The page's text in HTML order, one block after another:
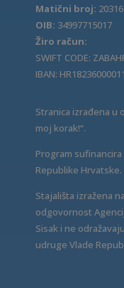
Matični broj:
OIB: 34997715017
Žiro račun:
SWIFT CODE:
IBAN:
Stranica izrađena u
moj korak!“.
Program
Republike Hrvatske.
Stajališta izražena
odgovornost
Sisak i ne
udruge Vlade